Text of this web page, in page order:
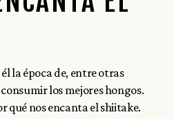
la época de, entre otras
los mejores hongos.
qué nos encanta el shiitake.